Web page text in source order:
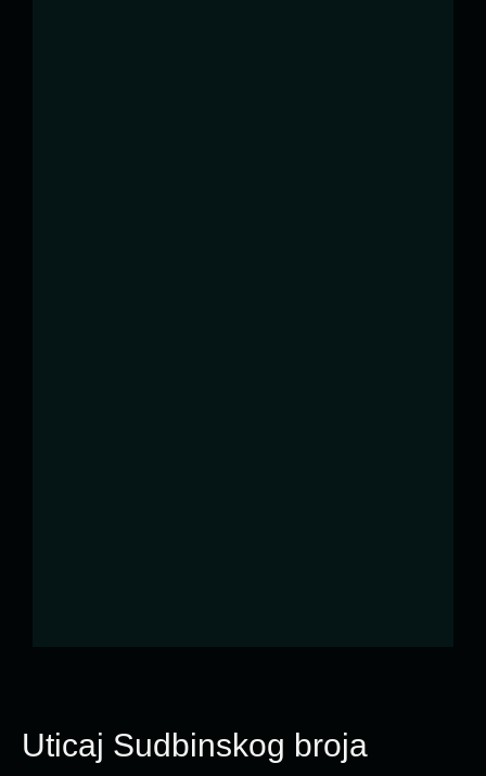
Uticaj Sudbinskog broja